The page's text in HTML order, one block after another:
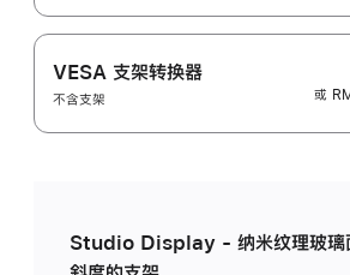
VESA 支架转换器
不含支架
或
Studio Display - 纳米纹理玻璃